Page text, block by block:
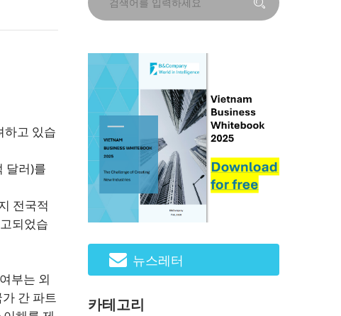
하고 있습
달러)를
전국적
되었습
부는 외
간 파트
뉴스레터
카테고리